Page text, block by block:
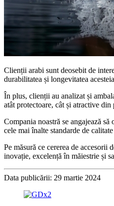
Clienții arabi sunt deosebit de
durabilitatea și longevitatea
În plus, clienții au analizat și
atât protectoare, cât și atractive
Compania noastră se angajează
cele mai înalte standarde de
Pe măsură ce cererea de accesorii
inovație, excelență în măiestrie și
Data publicării: 29 martie 2024